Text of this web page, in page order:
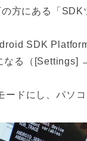
方にある「SDK
SDK
る（
ドにし、パソ